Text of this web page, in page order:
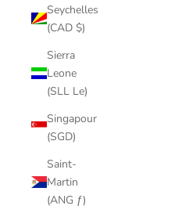
Seychelles
(CAD $)
Sierra
Leone
(SLL Le)
Singapour
(SGD)
Saint-
Martin
(ANG ƒ)